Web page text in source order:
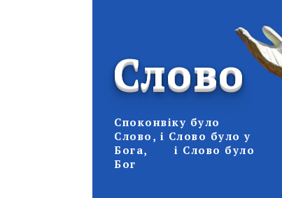
Слово
Споконвіку було
Слово, і Слово було у
Бога, і Слово було
Бог